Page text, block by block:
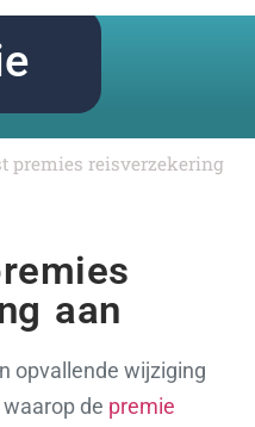
premies reisverzekering
aan
opvallende wijziging
de premie